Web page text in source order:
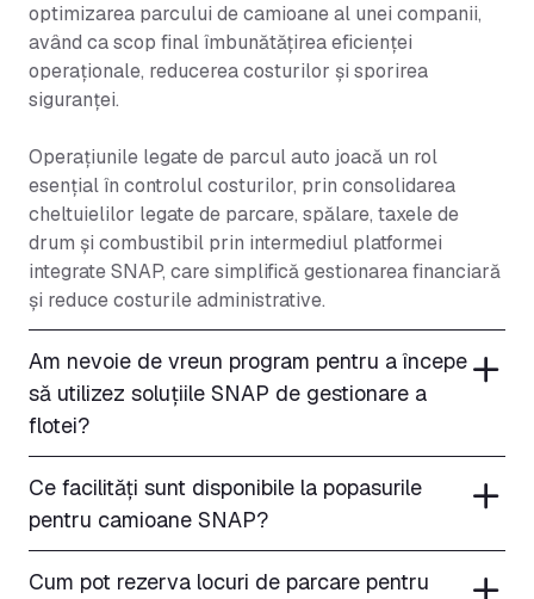
optimizarea parcului de camioane al unei companii,
având ca scop final îmbunătățirea eficienței
operaționale, reducerea costurilor și sporirea
siguranței.
Operațiunile legate de parcul auto joacă un rol
esențial în controlul costurilor, prin consolidarea
cheltuielilor legate de parcare, spălare, taxele de
drum și combustibil prin intermediul platformei
integrate SNAP, care simplifică gestionarea financiară
și reduce costurile administrative.
Am nevoie de vreun program pentru a începe
să utilizez soluțiile SNAP de gestionare a
flotei?
Ce facilități sunt disponibile la popasurile
pentru camioane SNAP?
Cum pot rezerva locuri de parcare pentru